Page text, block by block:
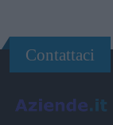
Contattaci